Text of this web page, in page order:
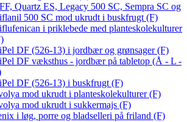
Quartz ES, Legacy 500 SC, Sempra SC og
500 SC mod ukrudt i buskfrugt (F)
i priklebede med planteskolekulturer
DF (526-13) i jordbær og grønsager (F)
DF væksthus - jordbær på tabletop (Å - L -
DF (526-13) i buskfrugt (F)
mod ukrudt i planteskolekulturer (F)
mod ukrudt i sukkermajs (F)
i løg, porre og bladselleri på friland (F)